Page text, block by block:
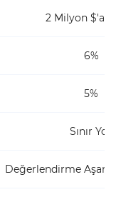
2 Milyon $'a
6%
5%
Sınır Yok
Değerlendirme